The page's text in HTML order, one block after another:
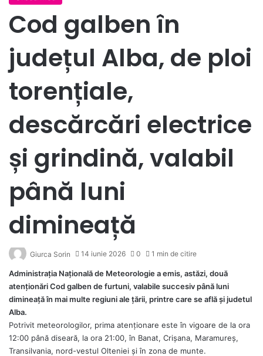
Cod galben în
județul Alba, de ploi
torențiale,
descărcări electrice
și grindină, valabil
până luni
dimineață
Giurca Sorin 14 iunie 2026 0 1 min de citire
Administraţia Naţională de Meteorologie a emis, astăzi, două
atenţionări Cod galben de furtuni, valabile succesiv până luni
dimineaţă în mai multe regiuni ale ţării, printre care se află și judetul
Alba.
Potrivit meteorologilor, prima atenţionare este în vigoare de la ora
12:00 până diseară, la ora 21:00, în Banat, Crişana, Maramureş,
Transilvania, nord-vestul Olteniei şi în zona de munte.